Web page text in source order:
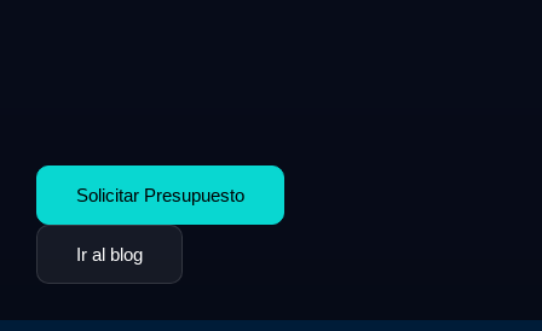
Solicitar Presupuesto
Ir al blog